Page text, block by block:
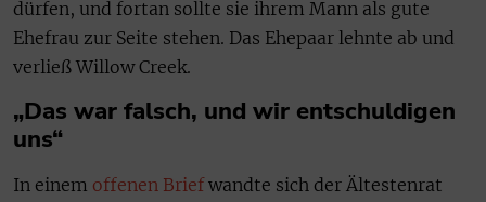
dürfen, und fortan sollte sie ihrem Mann als gute
Ehefrau zur Seite stehen. Das Ehepaar lehnte ab und
verließ Willow Creek.
„Das war falsch, und wir entschuldigen
uns“
In einem offenen Briefwandte sich der Ältestenrat